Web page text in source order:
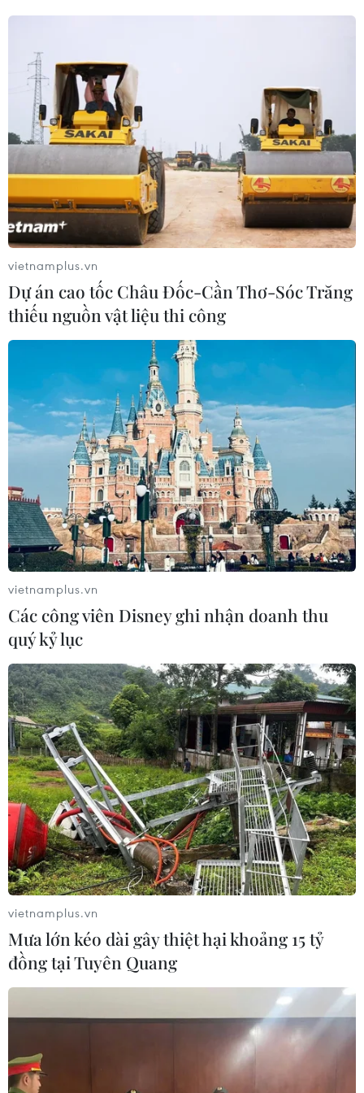
Bộ Nông nghiệp yêu cầu các địa phương
kiểm tra chất lượng tàu vỏ thép
Bộ Nông nghiệp và Phát triển Nông thôn yêu cầu các
địa phương tăng cường kiểm tra, giám sát cơ sở đóng
tàu và hướng dẫn thực hiện duy tu, sửa chữa tàu cá vỏ
thép.
Nghịch lý tàu vỏ sắt “thắt” hành trình mưu
sinh của ngư dân
18/05/2017 12:18
Ước mơ vươn khơi xa làm giàu của ngư dân miền biển
đang bị chặn lại bởi những con tàu vỏ sắt đóng theo
Nghị định 67 liên tục bị sự cố, hỏng hóc, thay nhau nằm
trên bờ chờ sửa chữa.
vietnamplus.vn
Dự án cao tốc Châu Đốc-Cần Thơ-Sóc Trăng
thiếu nguồn vật liệu thi công
vietnamplus.vn
Các công viên Disney ghi nhận doanh thu
quý kỷ lục
vietnamplus.vn
Mưa lớn kéo dài gây thiệt hại khoảng 15 tỷ
đồng tại Tuyên Quang